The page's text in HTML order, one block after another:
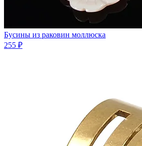
Бусины из раковин моллюска
255 ₽